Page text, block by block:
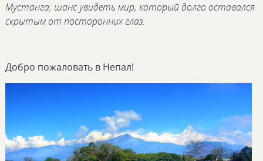
Мустанга, шанс увидеть мир, который долго оставался
скрытым от посторонних глаз.
Добро пожаловать в Непал!